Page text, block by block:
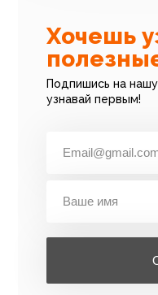
Хочешь
Подпишись на
узнавай первым!